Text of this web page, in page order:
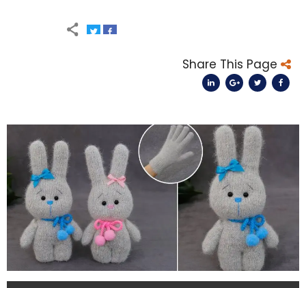
Share This Page